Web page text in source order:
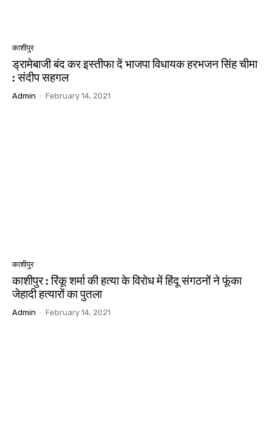
काशीपुर
ड्रामेबाजी बंद कर इस्तीफा दें भाजपा विधायक हरभजन सिंह चीमा
: संदीप सहगल
Admin - February 14, 2021
काशीपुर
काशीपुर : रिंकू शर्मा की हत्या के विरोध में हिंदू संगठनों ने फूंका
जेहादी हत्यारों का पुतला
Admin - February 14, 2021